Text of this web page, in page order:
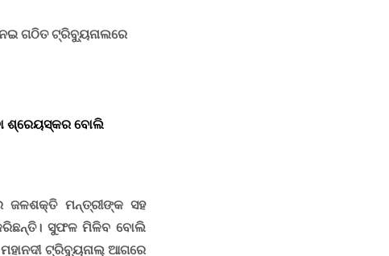
ଗଠିତ ଟ୍ରିବ୍ୟୁନାଲରେ
ଶ୍ରେୟସ୍କର ବୋଲି
ଜଳଶକ୍ତି ମନ୍ତ୍ରୀଙ୍କ ସହ
। ସୁଫଳ ମିଳିବ ବୋଲି
ଟ୍ରିବ୍ୟୁନାଲ୍ ଆଗରେ